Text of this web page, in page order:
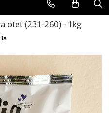
otet (231-260) - 1kg